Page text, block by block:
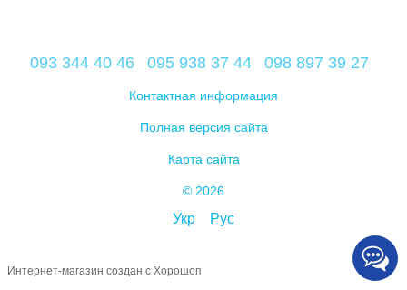
093 344 40 46 095 938 37 44 098 897 39 27
Контактная информация
Полная версия сайта
Карта сайта
© 2026
Укр Рус
Интернет-магазин создан с Хорошоп